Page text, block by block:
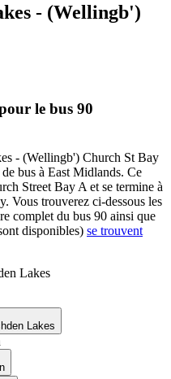
- (Wellingb')
le bus 90
- (Wellingb') Church St Bay
bus à East Midlands. Ce
Street Bay A et se termine à
Vous trouverez ci-dessous les
complet du bus 90 ainsi que
disponibles) se trouvent
Lakes
Lakes